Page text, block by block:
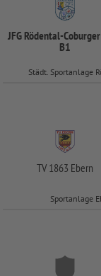
JFG Rödental-
B1
Städt. Sportanlage
TV 1863 Ebern
Sportanlage